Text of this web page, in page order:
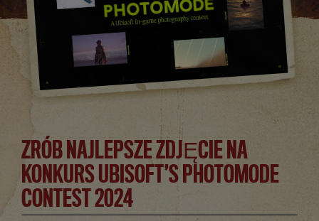
ZRÓB NAJLEPSZE ZDJĘCIE NA
KONKURS UBISOFT’S PHOTOMODE
CONTEST 2024